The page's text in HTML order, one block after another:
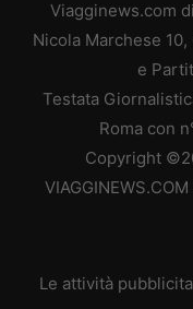
Viagginews.com
Nicola Marchese
e
Testata
Roma con
Copyright
Le attività